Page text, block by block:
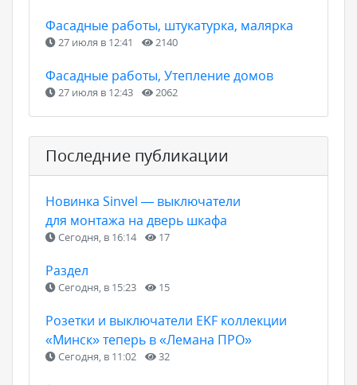
Фасадные работы, штукатурка, малярка
27 июля в 12:41 2140
Фасадные работы, Утепление домов
27 июля в 12:43 2062
Последние публикации
Новинка Sinvel — выключатели
для монтажа на дверь шкафа
Сегодня, в 16:14 17
Раздел
Сегодня, в 15:23 15
Розетки и выключатели EKF коллекции
«Минск» теперь в «Лемана ПРО»
Сегодня, в 11:02 32